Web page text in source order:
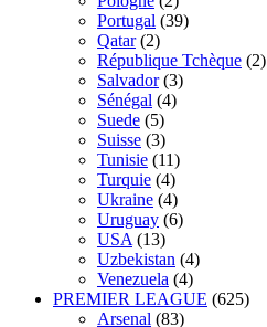
Portugal (39)
Qatar (2)
République Tchèque (2)
Salvador (3)
Sénégal (4)
Suede (5)
Suisse (3)
Tunisie (11)
Turquie (4)
Ukraine (4)
Uruguay (6)
USA (13)
Uzbekistan (4)
Venezuela (4)
PREMIER LEAGUE (625)
Arsenal (83)